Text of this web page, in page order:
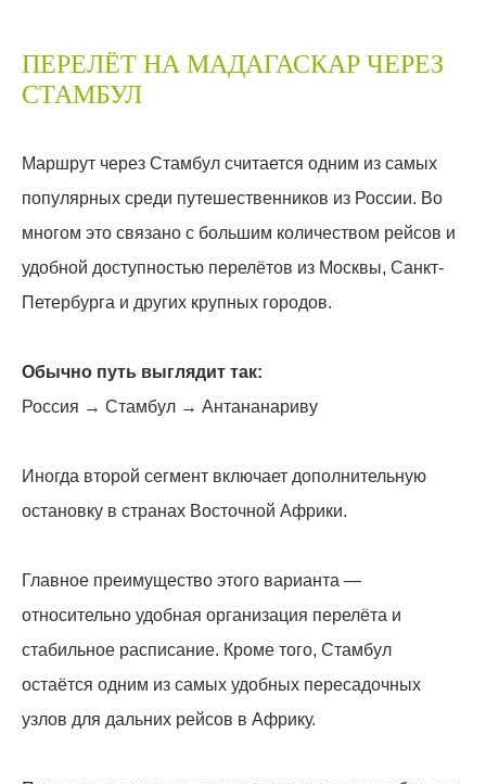
ПЕРЕЛЁТ НА МАДАГАСКАР ЧЕРЕЗ
СТАМБУЛ
Маршрут через Стамбул считается одним из самых
популярных среди путешественников из России. Во
многом это связано с большим количеством рейсов и
удобной доступностью перелётов из Москвы, Санкт-
Петербурга и других крупных городов.
Обычно путь выглядит так:
Россия → Стамбул → Антананариву
Иногда второй сегмент включает дополнительную
остановку в странах Восточной Африки.
Главное преимущество этого варианта —
относительно удобная организация перелёта и
стабильное расписание. Кроме того, Стамбул
остаётся одним из самых удобных пересадочных
узлов для дальних рейсов в Африку.